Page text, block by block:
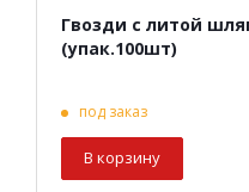
Гвозди с литой
(упак.100шт)
под заказ
В корзину